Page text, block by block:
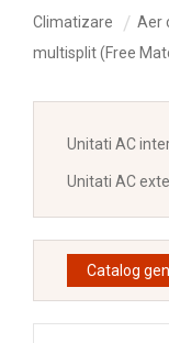
Climatizare Aer
multisplit (Free
Unitati AC
Unitati AC
Catalog